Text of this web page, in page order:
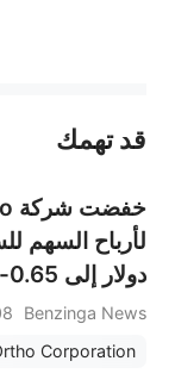
عند الضرورة، يرجى استشارة مستشار استثمار
قد تهمك
متوقعة؛ كما
Benzinga News